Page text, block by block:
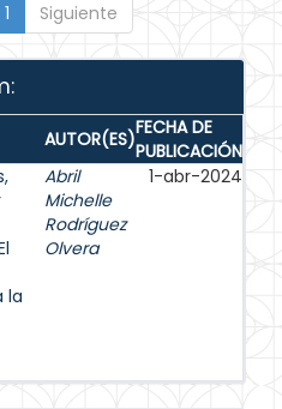
1 Siguiente
AUTOR(ES)FECHA DE
PUBLICACIÓN
la
Abril
Michelle
Rodríguez
Olvera
1-abr-2024